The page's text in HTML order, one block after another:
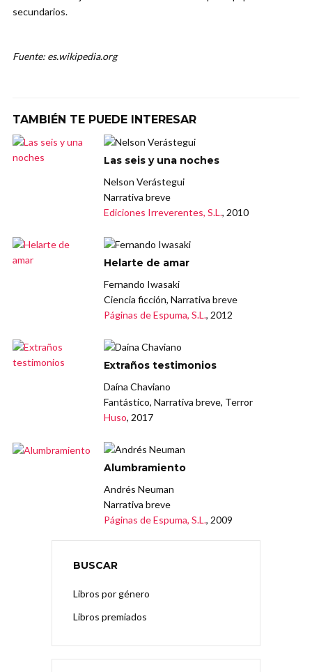
secundarios.
Fuente: es.wikipedia.org
TAMBIÉN TE PUEDE INTERESAR
Las seis y una noches
Nelson Verástegui
Narrativa breve
Ediciones Irreverentes, S.L., 2010
Helarte de amar
Fernando Iwasaki
Ciencia ficción, Narrativa breve
Páginas de Espuma, S.L., 2012
Extraños testimonios
Daína Chaviano
Fantástico, Narrativa breve, Terror
Huso, 2017
Alumbramiento
Andrés Neuman
Narrativa breve
Páginas de Espuma, S.L., 2009
BUSCAR
Libros por género
Libros premiados